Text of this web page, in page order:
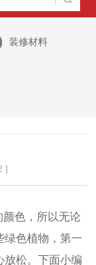
装修材料
]
颜色，所以无论
绿色植物，第一
放松。下面小编